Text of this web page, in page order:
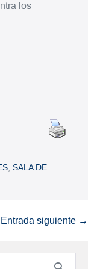
los
SALA DE
Entrada siguiente →